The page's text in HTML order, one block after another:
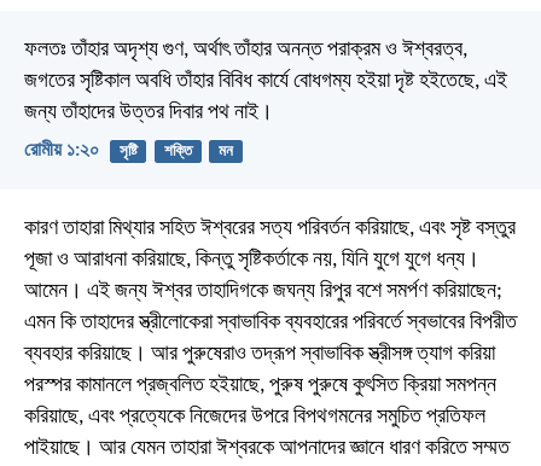
ফলতঃ তাঁহার অদৃশ্য গুণ, অর্থাৎ তাঁহার অনন্ত পরাক্রম ও ঈশ্বরত্ব,
জগতের সৃষ্টিকাল অবধি তাঁহার বিবিধ কার্যে বোধগম্য হইয়া দৃষ্ট হইতেছে, এই
জন্য তাঁহাদের উত্তর দিবার পথ নাই।
রোমীয় ১:২০ সৃষ্টি শক্তি মন
কারণ তাহারা মিথ্যার সহিত ঈশ্বরের সত্য পরিবর্তন করিয়াছে, এবং সৃষ্ট বস্তুর
পূজা ও আরাধনা করিয়াছে, কিন্তু সৃষ্টিকর্তাকে নয়, যিনি যুগে যুগে ধন্য।
আমেন। এই জন্য ঈশ্বর তাহাদিগকে জঘন্য রিপুর বশে সমর্পণ করিয়াছেন;
এমন কি তাহাদের স্ত্রীলোকেরা স্বাভাবিক ব্যবহারের পরিবর্তে স্বভাবের বিপরীত
ব্যবহার করিয়াছে। আর পুরুষেরাও তদ্রূপ স্বাভাবিক স্ত্রীসঙ্গ ত্যাগ করিয়া
পরস্পর কামানলে প্রজ্বলিত হইয়াছে, পুরুষ পুরুষে কুৎসিত ক্রিয়া সমপন্ন
করিয়াছে, এবং প্রত্যেকে নিজেদের উপরে বিপথগমনের সমুচিত প্রতিফল
পাইয়াছে। আর যেমন তাহারা ঈশ্বরকে আপনাদের জ্ঞানে ধারণ করিতে সম্মত